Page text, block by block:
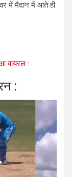
में मैदान में आते ही
वायरल :
: